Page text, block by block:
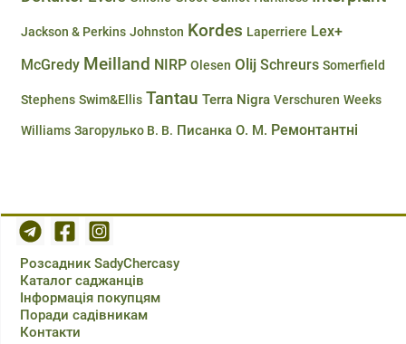
Jackson & Perkins Johnston Kordes Laperriere Lex+
McGredy Meilland NIRP Olesen Olij Schreurs Somerfield
Stephens Swim&Ellis Tantau Terra Nigra Verschuren Weeks
Williams Загорулько В. В. Писанка О. М. Ремонтантні
Розсадник SadyChercasy
Каталог саджанців
Інформація покупцям
Поради садівникам
Контакти